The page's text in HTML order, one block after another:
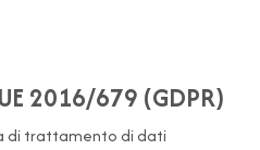
UE 2016/679 (GDPR)
di trattamento di dati